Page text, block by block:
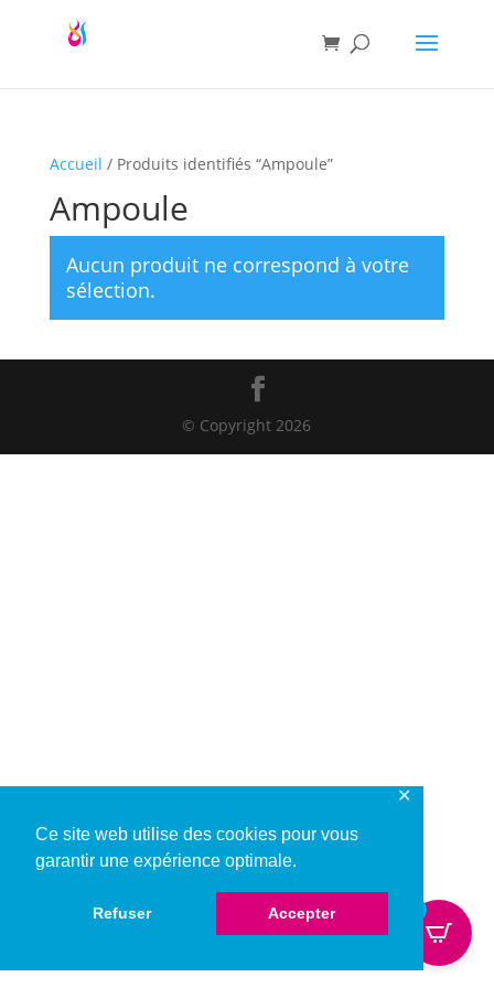
Ce site web utilise des cookies pour vous
garantir une expérience optimale.
Refuser Accepter
✕
Accueil / Produits identifiés “Ampoule”
Ampoule
Aucun produit ne correspond à votre
sélection.
© Copyright 2026